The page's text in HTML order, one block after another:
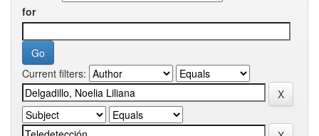
for
Current filters: